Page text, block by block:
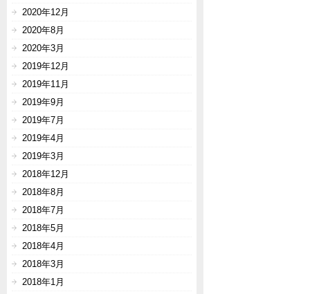
2020年12月
2020年8月
2020年3月
2019年12月
2019年11月
2019年9月
2019年7月
2019年4月
2019年3月
2018年12月
2018年8月
2018年7月
2018年5月
2018年4月
2018年3月
2018年1月